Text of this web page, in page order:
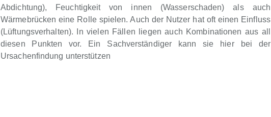
Abdichtung), Feuchtigkeit von innen (Wasserschaden) als auch
Wärmebrücken eine Rolle spielen. Auch der Nutzer hat oft einen Einfluss
(Lüftungsverhalten). In vielen Fällen liegen auch Kombinationen aus all
diesen Punkten vor. Ein Sachverständiger kann sie hier bei der
Ursachenfindung unterstützen